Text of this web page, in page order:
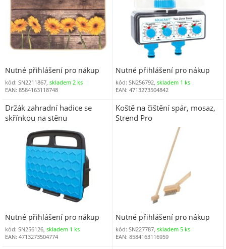
Nutné přihlášení pro nákup
kód: SN2211867, skladem 2 ks
EAN: 8584163118748
Nutné přihlášení pro nákup
kód: SN256792,skladem 1 ks
EAN: 4713273504842
Držák zahradní hadice se
skřínkou na stěnu
AQUACRAFT® 990272,
Deluxe, max. 30 m 1/2"
Nutné přihlášení pro nákup
kód: SN256126, skladem 1 ks
EAN: 4713273504774
Koště na čištění spár, mosaz,
Strend Pro
Nutné přihlášení pro nákup
kód: SN227787,skladem 5 ks
EAN: 8584163116959